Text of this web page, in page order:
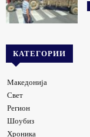
КАТЕГОРИИ
Македонија
Свет
Регион
Шоубиз
Хроника